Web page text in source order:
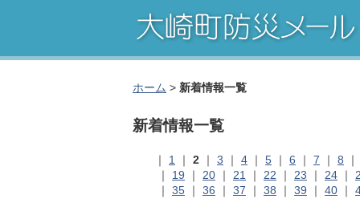
ホーム > 新着情報一覧
新着情報一覧
｜ 1 ｜ 2 ｜ 3 ｜ 4 ｜ 5 ｜ 6 ｜ 7 ｜ 8
｜ 19 ｜ 20 ｜ 21 ｜ 22 ｜ 23 ｜ 24 ｜
｜ 35 ｜ 36 ｜ 37 ｜ 38 ｜ 39 ｜ 40 ｜